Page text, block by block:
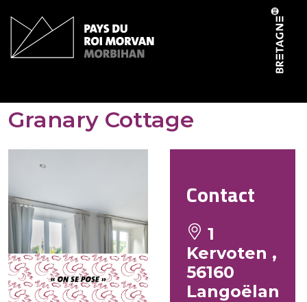
Granary Cottage
Contact
1
Kervoten ,
56160
Langoëlan